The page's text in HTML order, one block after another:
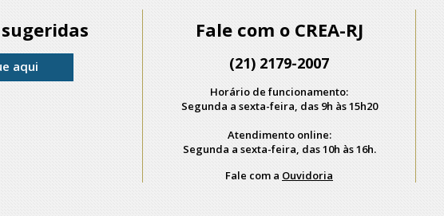
aqui
Fale com o CREA-RJ
(21) 2179-2007
Horário de funcionamento:
Segunda a sexta-feira, das 9h às 15h20
Atendimento online:
Segunda a sexta-feira, das 10h às 16h.
Fale com a Ouvidoria